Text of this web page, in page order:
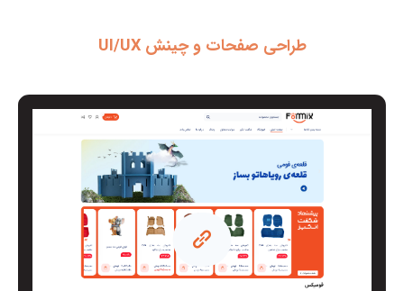
طراحی صفحات و چینش UI/UX